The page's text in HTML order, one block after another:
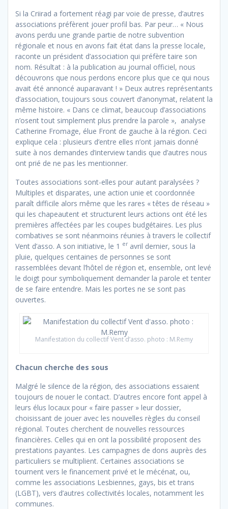
Si la Criirad a fortement réagi par voie de presse, d’autres
associations préfèrent jouer profil bas. Par peur… « Nous
avons perdu une grande partie de notre subvention
régionale et nous en avons fait état dans la presse locale,
raconte un président d’association qui préfère taire son
nom. Résultat : à la publication au journal officiel, nous
découvrons que nous perdons encore plus que ce qui nous
avait été annoncé auparavant ! » Deux autres représentants
d’association, toujours sous couvert d’anonymat, relatent la
même histoire. « Dans ce climat, beaucoup d’associations
n’osent tout simplement plus prendre la parole », analyse
Catherine Fromage, élue Front de gauche à la région. Ceci
explique cela : plusieurs d’entre elles n’ont jamais donné
suite à nos demandes d’interview tandis que d’autres nous
ont prié de ne pas les mentionner.
Toutes associations sont-elles pour autant paralysées ?
Multiples et disparates, une action unie et coordonnée
paraît difficile alors même que les rares « têtes de réseau »
qui les chapeautent et structurent leurs actions ont été les
premières affectées par les coupes budgétaires. Les plus
combatives se sont néanmoins réunies à travers le collectif
Vent d’asso. A son initiative, le 1 eravril dernier, sous la
pluie, quelques centaines de personnes se sont
rassemblées devant l’hôtel de région et, ensemble, ont levé
le doigt pour symboliquement demander la parole et tenter
de se faire entendre. Mais les portes ne se sont pas
ouvertes.
Manifestation du collectif Vent d’asso. photo : M.Remy
Chacun cherche des sous
Malgré le silence de la région, des associations essaient
toujours de nouer le contact. D’autres encore font appel à
leurs élus locaux pour « faire passer » leur dossier,
choisissant de jouer avec les nouvelles règles du conseil
régional. Toutes cherchent de nouvelles ressources
financières. Celles qui en ont la possibilité proposent des
prestations payantes. Les campagnes de dons auprès des
particuliers se multiplient. Certaines associations se
tournent vers le financement privé et le mécénat, ou,
comme les associations Lesbiennes, gays, bis et trans
(LGBT), vers d’autres collectivités locales, notamment les
communes.